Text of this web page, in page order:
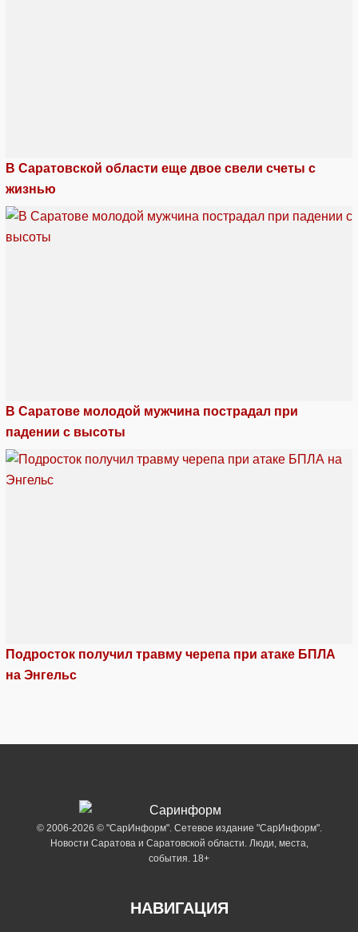
В Саратовской области еще двое свели счеты с
жизнью
В Саратове молодой мужчина пострадал при
падении с высоты
Подросток получил травму черепа при атаке БПЛА
на Энгельс
© 2006-2026 © "СарИнформ". Сетевое издание "СарИнформ".
Новости Саратова и Саратовской области. Люди, места,
события. 18+
НАВИГАЦИЯ